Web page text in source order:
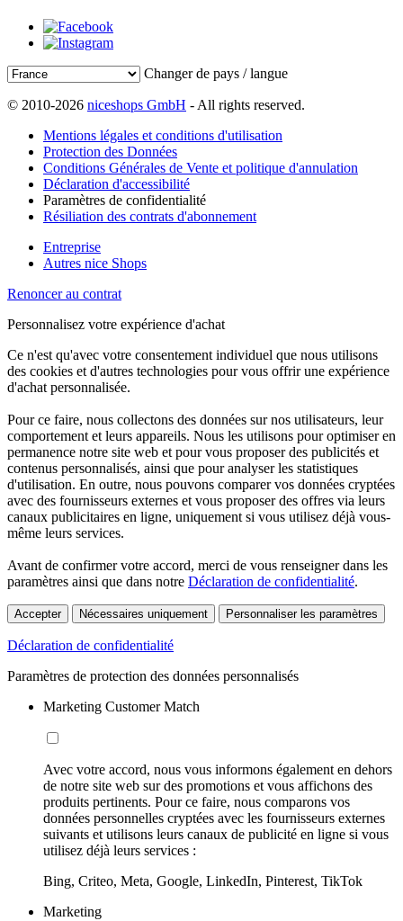
Changer de pays / langue
© 2010-2026 niceshops GmbH - All rights reserved.
Mentions légales et conditions d'utilisation
Protection des Données
Conditions Générales de Vente et politique d'annulation
Déclaration d'accessibilité
Paramètres de confidentialité
Résiliation des contrats d'abonnement
Entreprise
Autres nice Shops
Renoncer au contrat
Personnalisez votre expérience d'achat
Ce n'est qu'avec votre consentement individuel que nous utilisons
des cookies et d'autres technologies pour vous offrir une expérience
d'achat personnalisée.
Pour ce faire, nous collectons des données sur nos utilisateurs, leur
comportement et leurs appareils. Nous les utilisons pour optimiser en
permanence notre site web et pour vous proposer des publicités et
contenus personnalisés, ainsi que pour analyser les statistiques
d'utilisation. En outre, nous pouvons comparer vos données cryptées
avec des fournisseurs externes et vous proposer des offres via leurs
canaux publicitaires en ligne, uniquement si vous utilisez déjà vous-
même leurs services.
Avant de confirmer votre accord, merci de vous renseigner dans les
paramètres ainsi que dans notre Déclaration de confidentialité.
Accepter Nécessaires uniquement Personnaliser les paramètres
Déclaration de confidentialité
Paramètres de protection des données personnalisés
Marketing Customer Match
Avec votre accord, nous vous informons également en dehors
de notre site web sur des promotions et vous affichons des
produits pertinents. Pour ce faire, nous comparons vos
données personnelles cryptées avec les fournisseurs externes
suivants et utilisons leurs canaux de publicité en ligne si vous
utilisez déjà leurs services :
Bing, Criteo, Meta, Google, LinkedIn, Pinterest, TikTok
Marketing